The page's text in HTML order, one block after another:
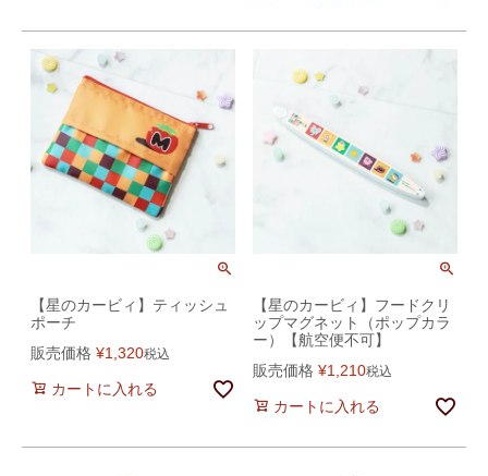
【星のカービィ】ティッシュ
ポーチ
販売価格 ¥1,320税込
カートに入れる
【星のカービィ】フードクリ
ップマグネット（ポップカラ
ー）【航空便不可】
販売価格 ¥1,210税込
カートに入れる